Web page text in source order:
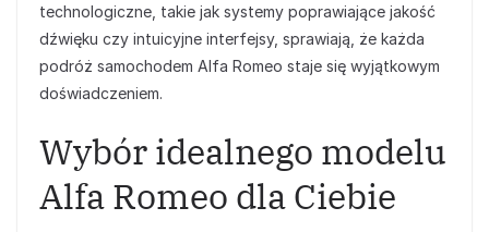
technologiczne, takie jak systemy poprawiające jakość
dźwięku czy intuicyjne interfejsy, sprawiają, że każda
podróż samochodem Alfa Romeo staje się wyjątkowym
doświadczeniem.
Wybór idealnego modelu
Alfa Romeo dla Ciebie